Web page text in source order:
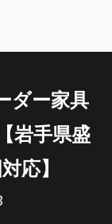
ダー家具
岩手県盛
応】